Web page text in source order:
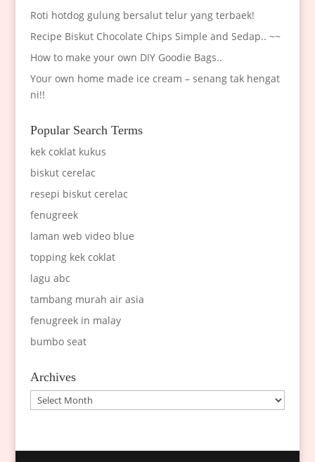
Roti hotdog gulung bersalut telur yang terbaek!
Recipe Biskut Chocolate Chips Simple and Sedap.. ~~
How to make your own DIY Goodie Bags..
Your own home made ice cream – senang tak hengat
ni!!
Popular Search Terms
kek coklat kukus
biskut cerelac
resepi biskut cerelac
fenugreek
laman web video blue
topping kek coklat
lagu abc
tambang murah air asia
fenugreek in malay
bumbo seat
Archives
Archives